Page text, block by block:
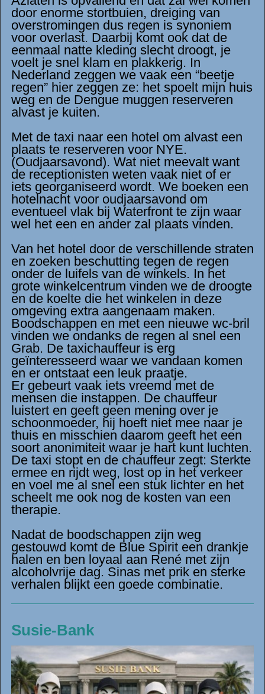
door enorme stortbuien, dreiging van
overstromingen dus regen is synoniem
voor overlast. Daarbij komt ook dat de
eenmaal natte kleding slecht droogt, je
voelt je snel klam en plakkerig. In
Nederland zeggen we vaak een “beetje
regen” hier zeggen ze: het spoelt mijn huis
weg en de Dengue muggen reserveren
alvast je kuiten.
Met de taxi naar een hotel om alvast een
plaats te reserveren voor NYE.
(Oudjaarsavond). Wat niet meevalt want
de receptionisten weten vaak niet of er
iets georganiseerd wordt. We boeken een
hotelnacht voor oudjaarsavond om
eventueel vlak bij Waterfront te zijn waar
wel het een en ander zal plaats vinden.
Van het hotel door de verschillende straten
en zoeken beschutting tegen de regen
onder de luifels van de winkels. In het
grote winkelcentrum vinden we de droogte
en de koelte die het winkelen in deze
omgeving extra aangenaam maken.
Boodschappen en met een nieuwe wc-bril
vinden we ondanks de regen al snel een
Grab. De taxichauffeur is erg
geïnteresseerd waar we vandaan komen
en er ontstaat een leuk praatje.
Er gebeurt vaak iets vreemd met de
mensen die instappen. De chauffeur
luistert en geeft geen mening over je
schoonmoeder, hij hoeft niet mee naar je
thuis en misschien daarom geeft het een
soort anonimiteit waar je hart kunt luchten.
De taxi stopt en de chauffeur zegt: Sterkte
ermee en rijdt weg, lost op in het verkeer
en voel me al snel een stuk lichter en het
scheelt me ook nog de kosten van een
therapie.
Nadat de boodschappen zijn weg
gestouwd komt de Blue Spirit een drankje
halen en ben loyaal aan René met zijn
alcoholvrije dag. Sinas met prik en sterke
verhalen blijkt een goede combinatie.
Susie-Bank